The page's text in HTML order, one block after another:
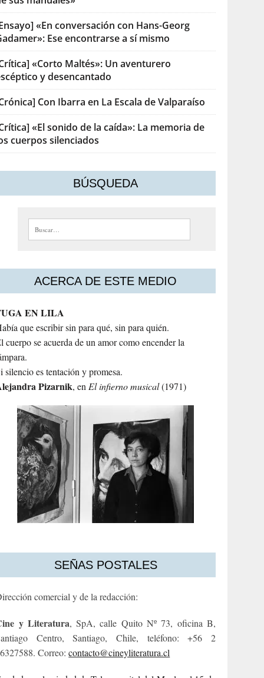
«En conversación con Hans-Georg
Ese encontrarse a sí mismo
«Corto Maltés»: Un aventurero
y desencantado
Con Ibarra en La Escala de Valparaíso
«El sonido de la caída»: La memoria de
cuerpos silenciados
BÚSQUEDA
Buscar:
ACERCA DE ESTE MEDIO
EN LILA
que escribir sin para qué, sin para quién.
cuerpo se acuerda de un amor como encender la
silencio es tentación y promesa.
Pizarnik, enEl infierno musical(1971)
SEÑAS POSTALES
comercial y de la redacción:
y Literatura, SpA, calle Quito Nº 73, oficina B,
Centro, Santiago, Chile, teléfono: +56 2
Correo:contacto@cineyliteratura.cl